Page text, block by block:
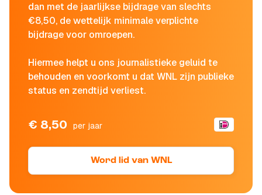
dan met de jaarlijkse bijdrage van slechts
€8,50, de wettelijk minimale verplichte
bijdrage voor omroepen.
Hiermee helpt u ons journalistieke geluid te
behouden en voorkomt u dat WNL zijn publieke
status en zendtijd verliest.
€ 8,50 per jaar
Word lid van WNL